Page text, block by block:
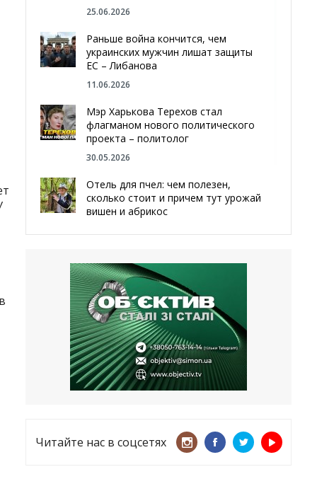
25.06.2026
Раньше война кончится, чем
украинских мужчин лишат защиты
ЕС – Либанова
11.06.2026
Мэр Харькова Терехов стал
флагманом нового политического
проекта – политолог
30.05.2026
Отель для пчел: чем полезен,
сколько стоит и причем тут урожай
вишен и абрикос
Чугуева, города, который устоял,
несмотря ни на что
21.05.2026
«ТЦК нарушает закон? Пусть
платят!» Как благодаря штрафу
женщину сняли с учета
15.05.2026
Читайте нас в соцсетях